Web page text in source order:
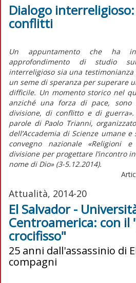
Dialogo
conflitti
Un appuntamento che ha
approfondimento di studio
interreligioso sia una
un seme di speranza per superare
difficile. Un momento storico nel
anziché una forza di pace,
divisione, di conflitto e di
parole di Paolo Trianni,
dell’Accademia di Scienze umane e
convegno nazionale «Religioni
divisione per progettare l’incontro
nome di Dio» (3-5.12.2014).
Attualità, 2014-20
El Salvador -
Centroamerica: con il
crocifisso"
25 anni dall'assassinio di
compagni